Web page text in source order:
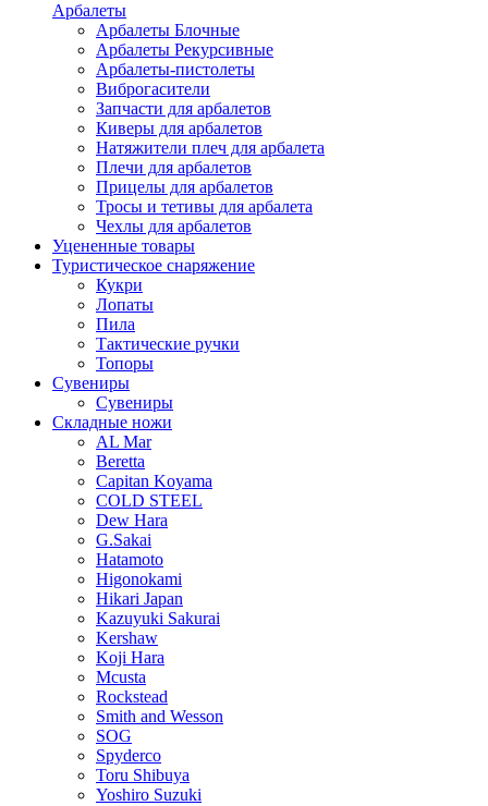
Арбалеты
Арбалеты Блочные
Арбалеты Рекурсивные
Арбалеты-пистолеты
Виброгасители
Запчасти для арбалетов
Киверы для арбалетов
Натяжители плеч для арбалета
Плечи для арбалетов
Прицелы для арбалетов
Тросы и тетивы для арбалета
Чехлы для арбалетов
Уцененные товары
Туристическое снаряжение
Кукри
Лопаты
Пила
Тактические ручки
Топоры
Сувениры
Сувениры
Складные ножи
AL Mar
Beretta
Capitan Koyama
COLD STEEL
Dew Hara
G.Sakai
Hatamoto
Higonokami
Hikari Japan
Kazuyuki Sakurai
Kershaw
Koji Hara
Mcusta
Rockstead
Smith and Wesson
SOG
Spyderco
Toru Shibuya
Yoshiro Suzuki